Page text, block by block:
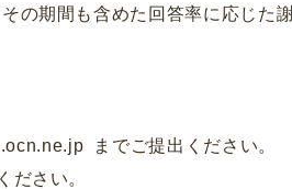
の期間も含めた回答率に応じた
までご提出ください。
ださい。